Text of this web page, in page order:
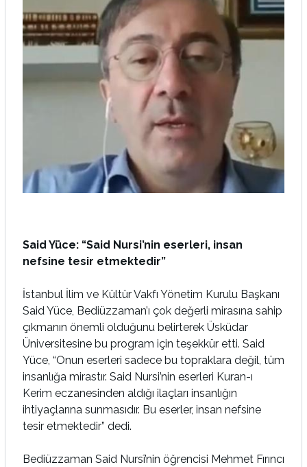
Said Yüce: “Said Nursi’nin eserleri, insan
nefsine tesir etmektedir”
İstanbul İlim ve Kültür Vakfı Yönetim Kurulu Başkanı
Said Yüce, Bediüzzaman’ı çok değerli mirasına sahip
çıkmanın önemli olduğunu belirterek Üsküdar
Üniversitesine bu program için teşekkür etti. Said
Yüce, “Onun eserleri sadece bu topraklara değil, tüm
insanlığa mirastır. Said Nursi’nin eserleri Kuran-ı
Kerim eczanesinden aldığı ilaçları insanlığın
ihtiyaçlarına sunmasıdır. Bu eserler, insan nefsine
tesir etmektedir” dedi.
Bediüzzaman Said Nursî’nin öğrencisi Mehmet Fırıncı